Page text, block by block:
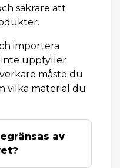
säkrare att
importera
inte uppfyller
måste du
vilka material du
av